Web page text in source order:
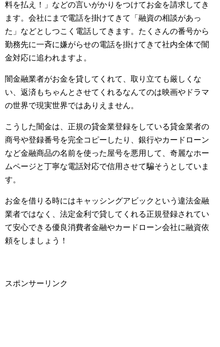
料を払え！」などの言いがかりをつけてお金を請求してき
ます。会社にまで電話を掛けてきて「融資の相談があっ
た」などとしつこく電話してきます。たくさんの番号から
勤務先に一斉に嫌がらせの電話を掛けてきて社内全体で闇
金対応に追われますよ。
闇金融業者がお金を貸してくれて、取り立ても厳しくな
い、返済もちゃんとさせてくれるなんてのは映画やドラマ
の世界で現実世界ではありえません。
こうした闇金は、正規の貸金業登録をしている貸金業者の
商号や登録番号を完全コピーしたり、銀行やカードローン
など金融商品の名前を使った屋号を悪用して、奇麗なホー
ムページと丁寧な電話対応で信用させて騙そうとしていま
す。
お金を借りる時にはキャッシングアビックという違法金融
業者ではなく、法定金利で貸してくれる正規登録されてい
て安心できる優良消費者金融やカードローン会社に融資依
頼をしましょう！
スポンサーリンク